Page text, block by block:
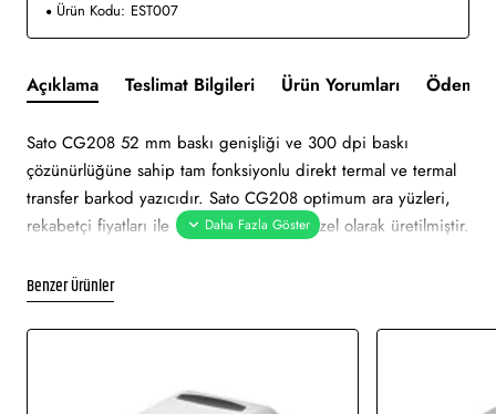
Ürün Kodu: EST007
Açıklama Teslimat Bilgileri Ürün Yorumları Ödeme
Sato CG208 52 mm baskı genişliği ve 300 dpi baskı
çözünürlüğüne sahip tam fonksiyonlu direkt termal ve termal
transfer barkod yazıcıdır. Sato CG208 optimum ara yüzleri,
rekabetçi fiyatları ile klinik ortamlar için özel olarak üretilmiştir.
sunmaktadır.
Benzer Ürünler